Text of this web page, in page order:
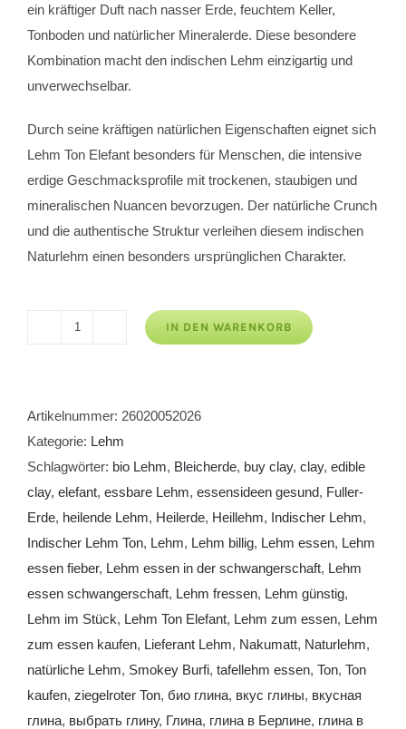
ein kräftiger Duft nach nasser Erde, feuchtem Keller,
Tonboden und natürlicher Mineralerde. Diese besondere
Kombination macht den indischen Lehm einzigartig und
unverwechselbar.
Durch seine kräftigen natürlichen Eigenschaften eignet sich
Lehm Ton Elefant besonders für Menschen, die intensive
erdige Geschmacksprofile mit trockenen, staubigen und
mineralischen Nuancen bevorzugen. Der natürliche Crunch
und die authentische Struktur verleihen diesem indischen
Naturlehm einen besonders ursprünglichen Charakter.
Menge
IN DEN WARENKORB
Artikelnummer: 26020052026
Kategorie: Lehm
Schlagwörter: bio Lehm, Bleicherde, buy clay, clay, edible
clay, elefant, essbare Lehm, essensideen gesund, Fuller-
Erde, heilende Lehm, Heilerde, Heillehm, Indischer Lehm,
Indischer Lehm Ton, Lehm, Lehm billig, Lehm essen, Lehm
essen fieber, Lehm essen in der schwangerschaft, Lehm
essen schwangerschaft, Lehm fressen, Lehm günstig,
Lehm im Stück, Lehm Ton Elefant, Lehm zum essen, Lehm
zum essen kaufen, Lieferant Lehm, Nakumatt, Naturlehm,
natürliche Lehm, Smokey Burfi, tafellehm essen, Ton, Ton
kaufen, ziegelroter Ton, био глина, вкус глины, вкусная
глина, выбрать глину, Глина, глина в Берлине, глина в